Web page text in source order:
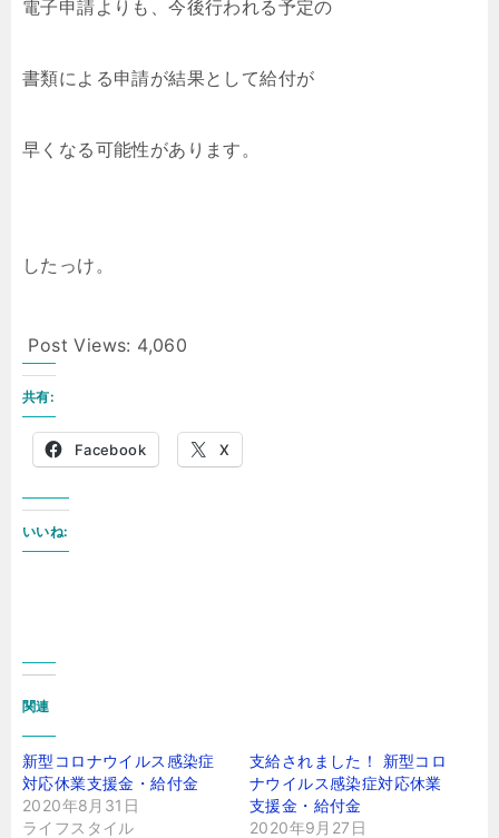
電子申請よりも、今後行われる予定の
書類による申請が結果として給付が
早くなる可能性があります。
したっけ。
Post Views: 4,060
共有:
Facebook X
いいね:
関連
新型コロナウイルス感染症
対応休業支援金・給付金
2020年8月31日
ライフスタイル
支給されました！ 新型コロ
ナウイルス感染症対応休業
支援金・給付金
2020年9月27日